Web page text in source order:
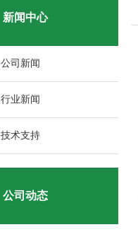
新闻中心
公司新闻
行业新闻
技术支持
公司动态